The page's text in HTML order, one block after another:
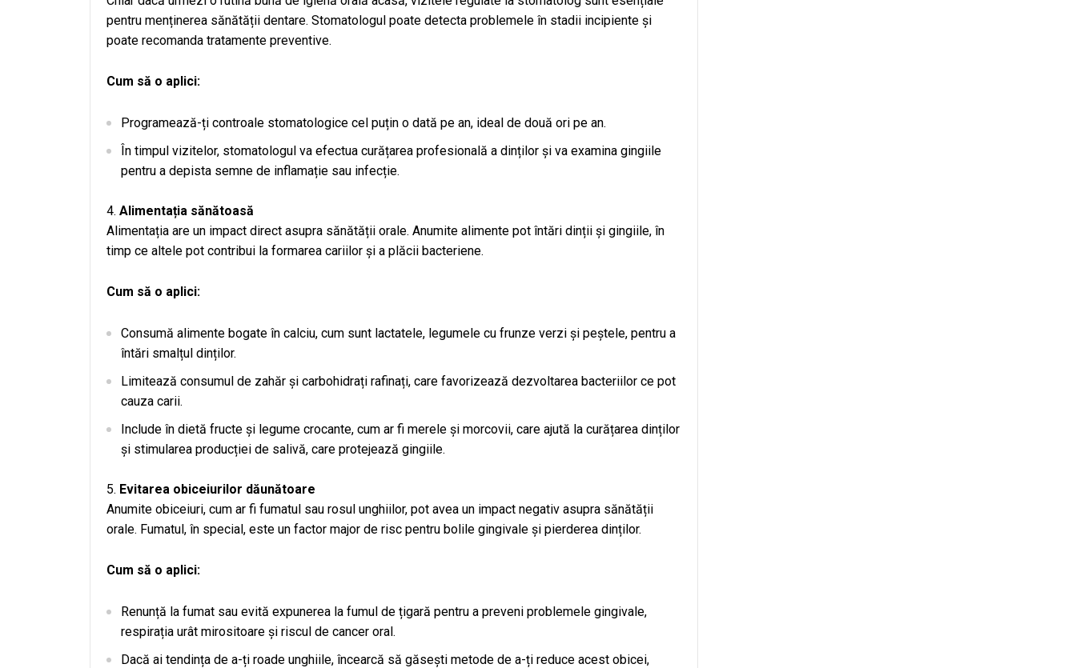
pentru menținerea sănătății dentare. Stomatologul poate detecta problemele în stadii incipiente și
poate recomanda tratamente preventive.
Cum să o aplici:
Programează-ți controale stomatologice cel puțin o dată pe an, ideal de două ori pe an.
În timpul vizitelor, stomatologul va efectua curățarea profesională a dinților și va examina gingiile
pentru a depista semne de inflamație sau infecție.
Alimentația sănătoasă
Alimentația are un impact direct asupra sănătății orale. Anumite alimente pot întări dinții și gingiile, în
timp ce altele pot contribui la formarea cariilor și a plăcii bacteriene.
Cum să o aplici:
Consumă alimente bogate în calciu, cum sunt lactatele, legumele cu frunze verzi și peștele, pentru a
întări smalțul dinților.
Limitează consumul de zahăr și carbohidrați rafinați, care favorizează dezvoltarea bacteriilor ce pot
cauza carii.
Include în dietă fructe și legume crocante, cum ar fi merele și morcovii, care ajută la curățarea dinților
și stimularea producției de salivă, care protejează gingiile.
Evitarea obiceiurilor dăunătoare
Anumite obiceiuri, cum ar fi fumatul sau rosul unghiilor, pot avea un impact negativ asupra sănătății
orale. Fumatul, în special, este un factor major de risc pentru bolile gingivale și pierderea dinților.
Cum să o aplici:
Renunță la fumat sau evită expunerea la fumul de țigară pentru a preveni problemele gingivale,
respirația urât mirositoare și riscul de cancer oral.
Dacă ai tendința de a-ți roade unghiile, încearcă să găsești metode de a-ți reduce acest obicei,